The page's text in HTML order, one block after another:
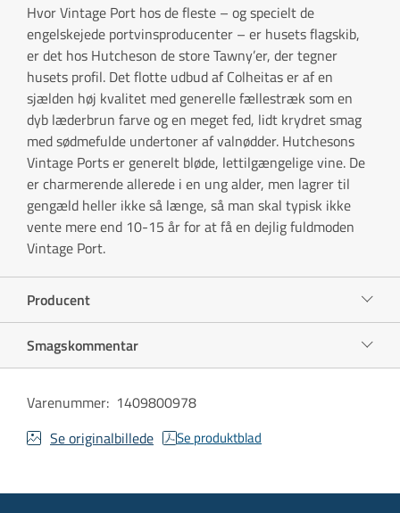
Hvor Vintage Port hos de fleste – og specielt de
engelskejede portvinsproducenter – er husets flagskib,
er det hos Hutcheson de store Tawny’er, der tegner
husets profil. Det flotte udbud af Colheitas er af en
sjælden høj kvalitet med generelle fællestræk som en
dyb læderbrun farve og en meget fed, lidt krydret smag
med sødmefulde undertoner af valnødder. Hutchesons
Vintage Ports er generelt bløde, lettilgængelige vine. De
er charmerende allerede i en ung alder, men lagrer til
gengæld heller ikke så længe, så man skal typisk ikke
vente mere end 10-15 år for at få en dejlig fuldmoden
Vintage Port.
Producent
Smagskommentar
Varenummer: 1409800978
Se originalbillede
Se produktblad